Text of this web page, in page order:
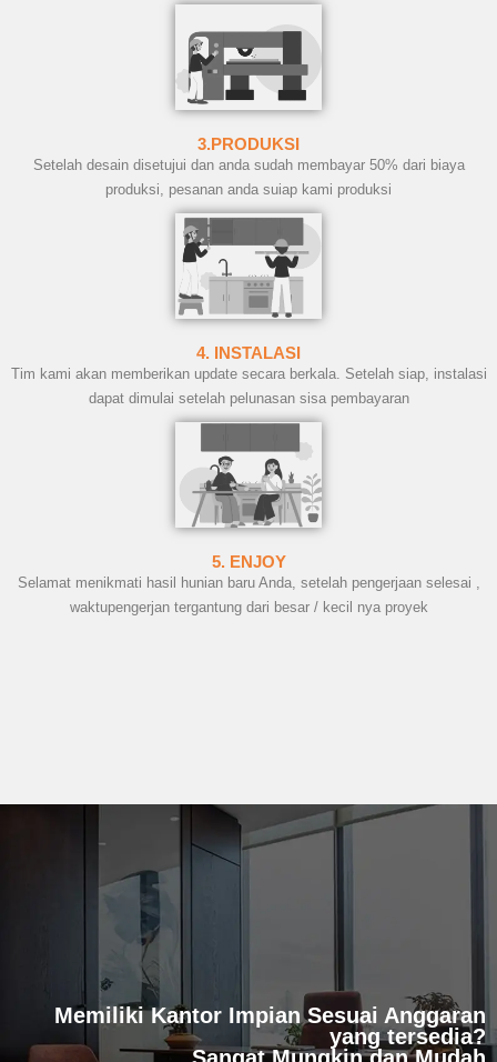
3.PRODUKSI
Setelah desain disetujui dan anda sudah membayar 50% dari biaya
produksi, pesanan anda suiap kami produksi
4. INSTALASI
Tim kami akan memberikan update secara berkala. Setelah siap, instalasi
dapat dimulai setelah pelunasan sisa pembayaran
5. ENJOY
Selamat menikmati hasil hunian baru Anda, setelah pengerjaan selesai ,
waktupengerjan tergantung dari besar / kecil nya proyek
Memiliki Kantor Impian Sesuai Anggaran
yang tersedia?
Sangat Mungkin dan Mudah